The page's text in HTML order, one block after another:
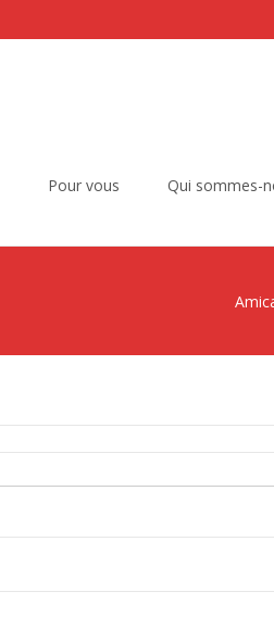
Pour vous Qui sommes-